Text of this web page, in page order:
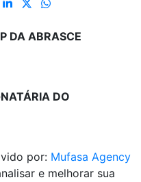
DA ABRASCE
DO
por: Mufasa Agency
e melhorar sua